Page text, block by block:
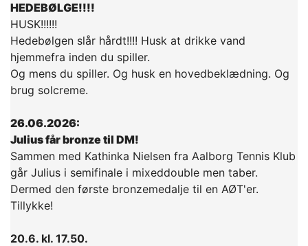
HEDEBØLGE!!!!
HUSK!!!!!!
Hedebølgen slår hårdt!!!! Husk at drikke vand
hjemmefra inden du spiller.
Og mens du spiller. Og husk en hovedbeklædning. Og
brug solcreme.
26.06.2026:
Julius får bronze til DM!
Sammen med Kathinka Nielsen fra Aalborg Tennis Klub
går Julius i semifinale i mixeddouble men taber.
Dermed den første bronzemedalje til en AØT'er.
Tillykke!
20.6. kl. 17.50.